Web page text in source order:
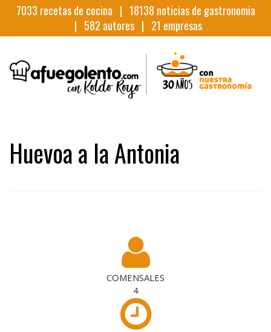
7033 recetas de cocina | 18138 noticias de gastronomia
| 582 autores | 21 empresas
Huevoa a la Antonia
COMENSALES
4